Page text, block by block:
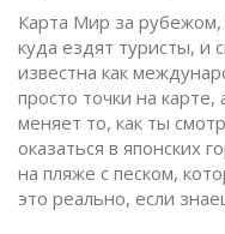
Карта Мир за рубежом,
куда ездят туристы, и
известна как
просто точки на
меняет то, как ты
оказаться в японских
на пляже с песком,
это реально, если